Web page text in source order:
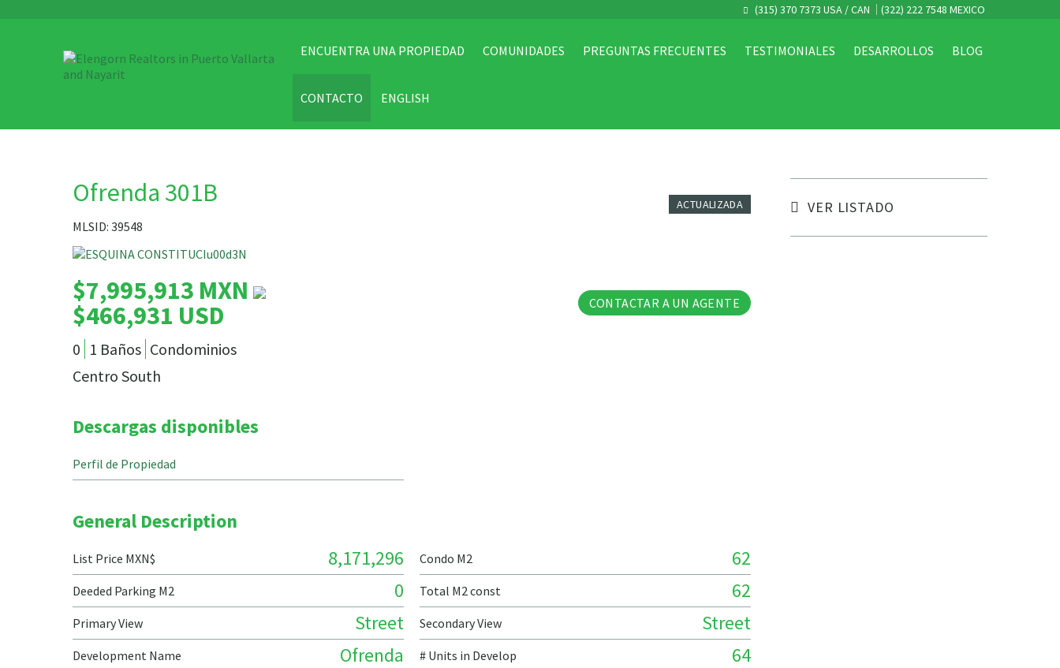
(315) 370 7373 USA / CAN (322) 222 7548 MEXICO
ENCUENTRA UNA PROPIEDAD COMUNIDADES PREGUNTAS FRECUENTES TESTIMONIALES DESARROLLOS BLOG
CONTACTO ENGLISH
Ofrenda 301B
MLSID: 39548
ACTUALIZADA
$7,995,913 MXN
$466,931 USD
CONTACTAR A UN AGENTE
0 1 Baños Condominios
Centro South
Descargas disponibles
Perfil de Propiedad
General Description
List Price MXN$ 8,171,296 Condo M2 62
Deeded Parking M2 0 Total M2 const 62
Primary View Street Secondary View Street
Development Name Ofrenda # Units in Develop 64
VER LISTADO